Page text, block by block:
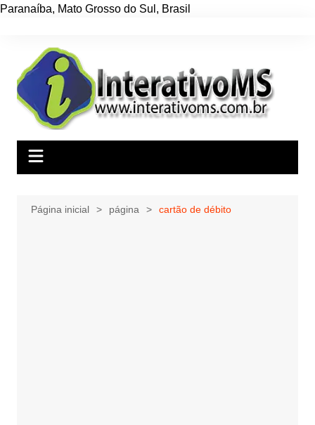
Paranaíba, Mato Grosso do Sul , Brasil
conteúdo
Página inicial página cartão de débito